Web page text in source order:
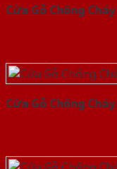
Cửa Gỗ Chống
Cửa Gỗ Chống